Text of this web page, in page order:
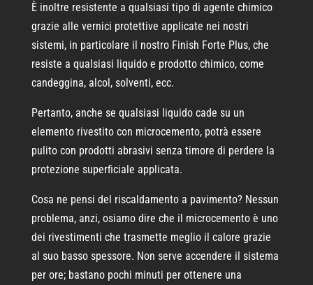
È inoltre resistente a qualsiasi tipo di agente chimico
grazie alle vernici protettive applicate nei nostri
sistemi, in particolare il nostro Finish Forte Plus, che
resiste a qualsiasi liquido e prodotto chimico, come
candeggina, alcol, solventi, ecc.
Pertanto, anche se qualsiasi liquido cade su un
elemento rivestito con microcemento, potrà essere
pulito con prodotti abrasivi senza timore di perdere la
protezione superficiale applicata.
Cosa ne pensi del riscaldamento a pavimento? Nessun
problema, anzi, osiamo dire che il microcemento è uno
dei rivestimenti che trasmette meglio il calore grazie
al suo basso spessore. Non serve accendere il sistema
per ore; bastano pochi minuti per ottenere una